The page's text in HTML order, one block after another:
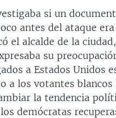
si un
antes del ataque
el alcalde de la
su
a Estados Unidos
a los votantes blancos
la tendencia
demócratas